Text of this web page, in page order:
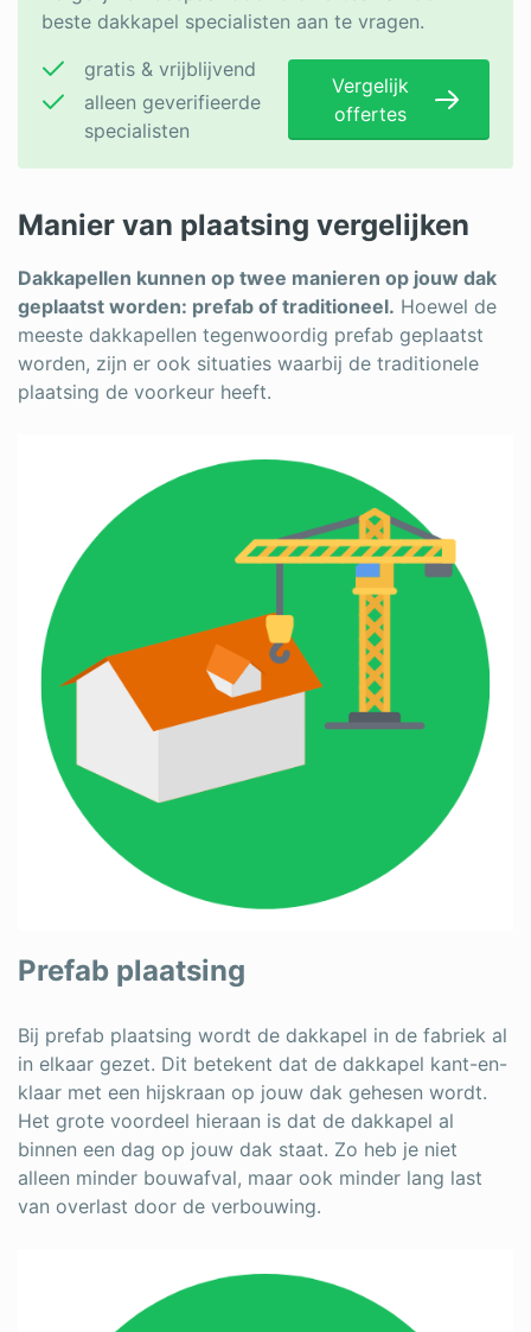
beste dakkapel specialisten aan te vragen.
gratis & vrijblijvend
alleen geverifieerde
specialisten
Vergelijk
offertes
Manier van plaatsing vergelijken
Dakkapellen kunnen op twee manieren op jouw dak
geplaatst worden: prefab of traditioneel. Hoewel de
meeste dakkapellen tegenwoordig prefab geplaatst
worden, zijn er ook situaties waarbij de traditionele
plaatsing de voorkeur heeft.
Prefab plaatsing
Bij prefab plaatsing wordt de dakkapel in de fabriek al
in elkaar gezet. Dit betekent dat de dakkapel kant-en-
klaar met een hijskraan op jouw dak gehesen wordt.
Het grote voordeel hieraan is dat de dakkapel al
binnen een dag op jouw dak staat. Zo heb je niet
alleen minder bouwafval, maar ook minder lang last
van overlast door de verbouwing.